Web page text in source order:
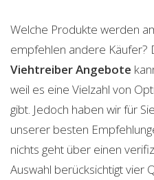
Welche Produkte werden
empfehlen andere Käufer?
ViehtreiberAngebote
weil es eine Vielzahl von
gibt. Jedoch haben wir für
unserer besten
nichts geht über einen
Auswahl berücksichtigt vier